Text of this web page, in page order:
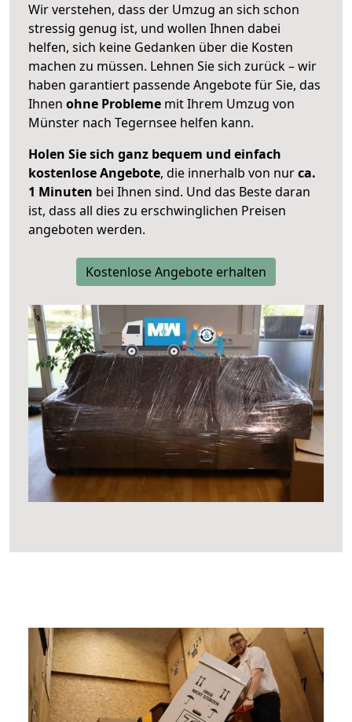
Wir verstehen, dass der Umzug an sich schon
stressig genug ist, und wollen Ihnen dabei
helfen, sich keine Gedanken über die Kosten
machen zu müssen. Lehnen Sie sich zurück – wir
haben garantiert passende Angebote für Sie, das
Ihnen ohne Probleme mit Ihrem Umzug von
Münster nach Tegernsee helfen kann.
Holen Sie sich ganz bequem und einfach
kostenlose Angebote, die innerhalb von nurca.
1 Minuten bei Ihnen sind. Und das Beste daran
ist, dass all dies zu erschwinglichen Preisen
angeboten werden.
Kostenlose Angebote erhalten